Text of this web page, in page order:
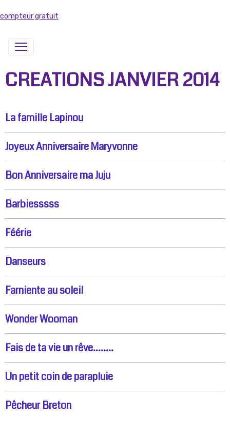
compteur gratuit
CREATIONS JANVIER 2014
La famille Lapinou
Joyeux Anniversaire Maryvonne
Bon Anniversaire ma Juju
Barbiesssss
Féérie
Danseurs
Farniente au soleil
Wonder Wooman
Fais de ta vie un rêve........
Un petit coin de parapluie
Pêcheur Breton